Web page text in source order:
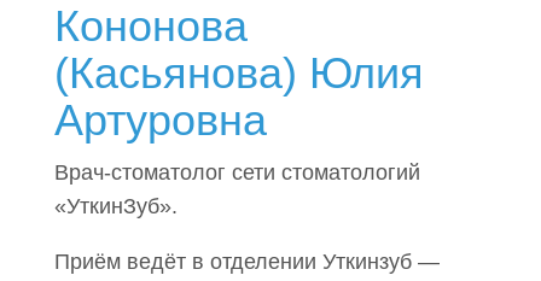
Кононова
(Касьянова) Юлия
Артуровна
Врач-стоматолог сети стоматологий
«УткинЗуб».
Приём ведёт в отделении Уткинзуб —